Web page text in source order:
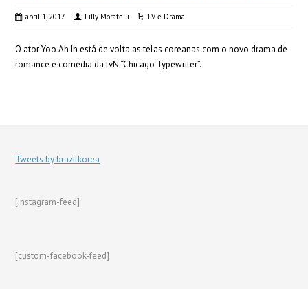
abril 1, 2017 Lilly Moratelli TV e Drama
O ator Yoo Ah In está de volta as telas coreanas com o novo drama de
romance e comédia da tvN “Chicago Typewriter”.
Tweets by brazilkorea
[instagram-feed]
[custom-facebook-feed]